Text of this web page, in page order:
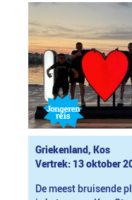
Griekenland, Kos
Vertrek: 13 oktober
De meest bruisende